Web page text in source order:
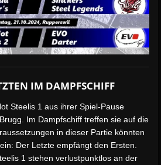
IM DAMPFSCHIFF
Steelis 1 aus ihrer Spiel-Pause
Im Dampfschiff treffen sie auf die
in dieser Partie könnten
Der Letzte empfängt den Ersten.
1 stehen verlustpunktlos an der